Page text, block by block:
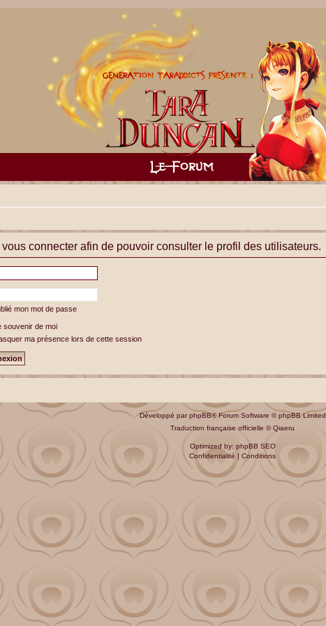
connecter afin de pouvoir consulter le profil des utilisateurs.
mon mot de passe
souvenir de moi
ma présence lors de cette session
Développé parphpBB® Forum Software © phpBB Limited
Traduction française officielle ©Qiaeru
Optimized by: phpBB SEO
Confidentialité | Conditions